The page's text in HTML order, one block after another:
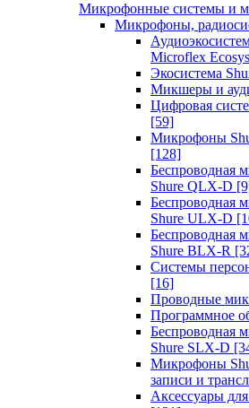
Микрофонные системы и
Микрофоны,
Microflex
Экосистема
Микшеры и
Цифровая
[59]
Микрофоны
[128]
Беспроводная
Shure QLX-D
Беспроводная
Shure ULX-D
Беспроводная
Shure BLX-R
Системы
[16]
Проводные
Программное
Беспроводная
Shure SLX-D
Микрофоны
записи и
Аксессуары